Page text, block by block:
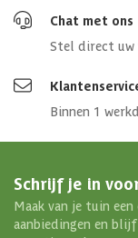
Chat met ons
Stel direct uw
Binnen 1
Schrijf je in
Maak van je tuin
aanbiedingen en